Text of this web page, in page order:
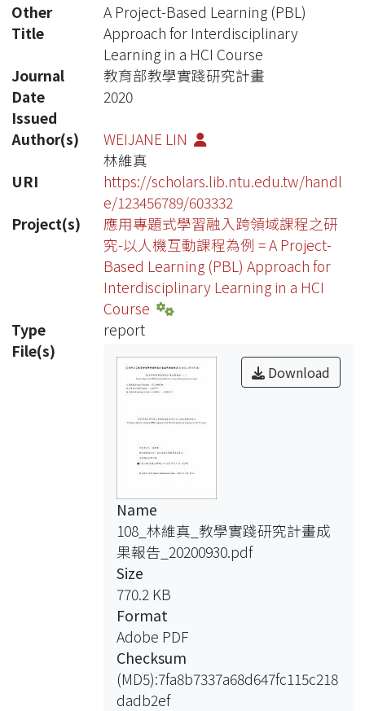
Other
Title
A Project-Based Learning (PBL)
Approach for Interdisciplinary
Learning in a HCI Course
Journal
教育部教學實踐研究計畫
Date
Issued
2020
Author(s)
WEIJANE LIN
林維真
URI
https://scholars.lib.ntu.edu.tw/handl
e/123456789/603332
Project(s)
應用專題式學習融入跨領域課程之研
究-以人機互動課程為例 = A Project-
Based Learning (PBL) Approach for
Interdisciplinary Learning in a HCI
Course
Type
report
File(s)
Download
Name
108_林維真_教學實踐研究計畫成
果報告_20200930.pdf
Size
770.2 KB
Format
Adobe PDF
Checksum
(MD5):7fa8b7337a68d647fc115c218
dadb2ef